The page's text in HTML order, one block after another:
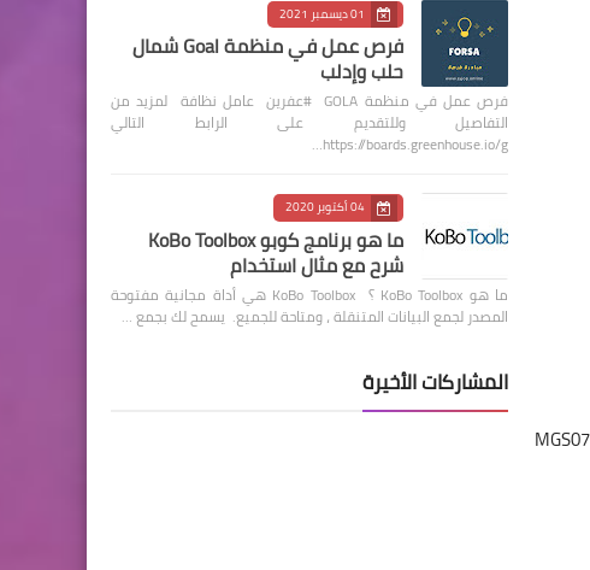
01 ديسمبر 2021
فرص عمل في منظمة Goal شمال
حلب وإدلب
فرص عمل في منظمة GOLA #عفرين عامل نظافة لمزيد من
التفاصيل وللتقديم على الرابط التالي
https://boards.greenhouse.io/g…
04 أكتوبر 2020
ما هو برنامج كوبو KoBo Toolbox
شرح مع مثال استخدام
ما هو KoBo Toolbox ؟ KoBo Toolbox هي أداة مجانية مفتوحة
المصدر لجمع البيانات المتنقلة ، ومتاحة للجميع. يسمح لك بجمع …
المشاركات الأخيرة